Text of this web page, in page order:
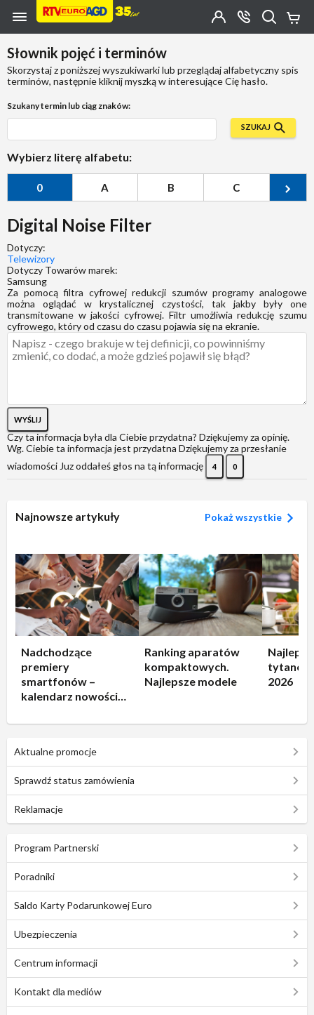
Przejdź do zawartości strony
Przejdź do wyszukiwarki
Przejdź do kategorii
Przejdź do stopki
OTWÓRZ
MENU
Moje
Konto
szukasz?
Słownik pojęć i terminów
Skorzystaj z poniższej wyszukiwarki lub przeglądaj alfabetyczny spis
terminów, następnie kliknij myszką w interesujące Cię hasło.
Szukany termin lub ciąg znaków:
SZUKAJ
Wybierz literę alfabetu:
0 A B C
Digital Noise Filter
Dotyczy:
Telewizory
Dotyczy Towarów marek:
Samsung
Za pomocą filtra cyfrowej redukcji szumów programy analogowe
można oglądać w krystalicznej czystości, tak jakby były one
transmitowane w jakości cyfrowej. Filtr umożliwia redukcję szumu
cyfrowego, który od czasu do czasu pojawia się na ekranie.
WYŚLIJ
Czy ta informacja była dla Ciebie przydatna? Dziękujemy za opinię.
Wg. Ciebie ta informacja jest przydatna Dziękujemy za przesłanie
wiadomości Juz oddałeś głos na tą informację 4 0
Najnowsze artykuły Pokaż wszystkie
Nadchodzące
premiery
smartfonów –
kalendarz nowości
Ranking aparatów
kompaktowych.
Najlepsze modele
2026
Aktualne promocje
Sprawdź status zamówienia
Reklamacje
Program Partnerski
Poradniki
Saldo Karty Podarunkowej Euro
Ubezpieczenia
Centrum informacji
Kontakt dla mediów